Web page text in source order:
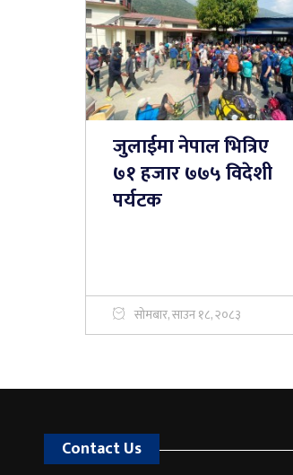
जुलाईमा नेपाल भित्रिए
७१ हजार ७७५ विदेशी
पर्यटक
सोमबार, साउन १८, २०८३
Contact Us